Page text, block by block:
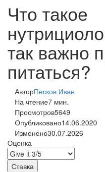
Что такое
так важно
питаться?
АвторПесков Иван
На чтение7 мин.
Просмотров5649
Опубликовано14.06.2020
Изменено30.07.2026
Оценка